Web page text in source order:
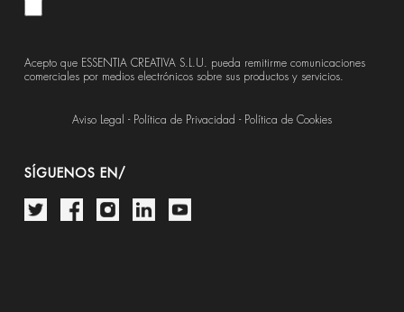
Acepto que ESSENTIA CREATIVA S.L.U. pueda remitirme comunicaciones
comerciales por medios electrónicos sobre sus productos y servicios.
Aviso Legal - Política de Privacidad - Política de Cookies
SÍGUENOS EN/